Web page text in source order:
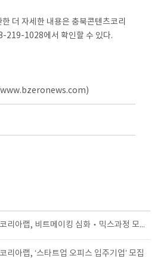
더 자세한 내용은 충북콘텐츠코리
219-1028에서 확인할 수 있다.
www.bzeronews.com)
충북콘텐츠코리아랩, 비트메이킹 심화‧믹스과정 모집
리아랩, ‘스타트업 오피스 입주기업’ 모집